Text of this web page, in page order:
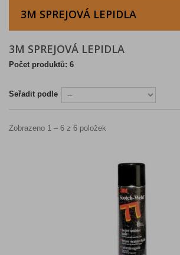
3M SPREJOVÁ LEPIDLA
3M SPREJOVÁ LEPIDLA
Počet produktů: 6
Seřadit podle
Zobrazeno 1 – 6 z 6 položek